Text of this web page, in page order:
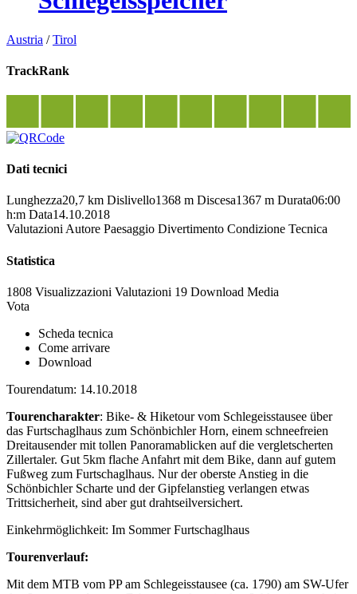
Austria /Tirol
TrackRank
Dati tecnici
Lunghezza20,7 km Dislivello1368 m Discesa1367 m Durata06:00
h:m Data14.10.2018
Valutazioni Autore Paesaggio Divertimento Condizione Tecnica
Statistica
1808 Visualizzazioni Valutazioni 19 Download Media
Vota
Scheda tecnica
Come arrivare
Download
Tourendatum: 14.10.2018
Tourencharakter: Bike- & Hiketour vom Schlegeisstausee über
das Furtschaglhaus zum Schönbichler Horn, einem schneefreien
Dreitausender mit tollen Panoramablicken auf die vergletscherten
Zillertaler. Gut 5km flache Anfahrt mit dem Bike, dann auf gutem
Fußweg zum Furtschaglhaus. Nur der oberste Anstieg in die
Schönbichler Scharte und der Gipfelanstieg verlangen etwas
Trittsicherheit, sind aber gut drahtseilversichert.
Einkehrmöglichkeit: Im Sommer Furtschaglhaus
Tourenverlauf:
Mit dem MTB vom PP am Schlegeisstausee (ca. 1790) am SW-Ufer